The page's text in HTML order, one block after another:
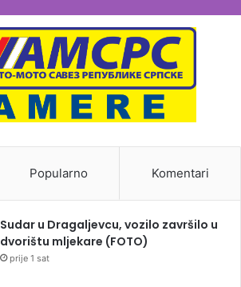
Popularno Komentari
Sudar u Dragaljevcu, vozilo završilo u
dvorištu mljekare (FOTO)
prije 1 sat